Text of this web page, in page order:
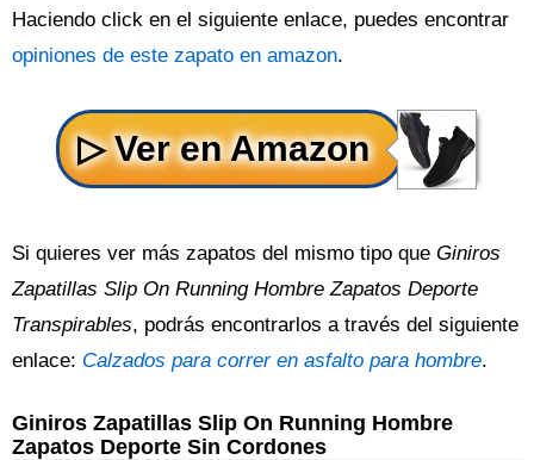
Haciendo click en el siguiente enlace, puedes encontrar
opiniones de este zapato en amazon.
Si quieres ver más zapatos del mismo tipo que Giniros
Zapatillas Slip On Running Hombre Zapatos Deporte
Transpirables, podrás encontrarlos a través del siguiente
enlace: Calzados para correr en asfalto para hombre.
Giniros Zapatillas Slip On Running Hombre
Zapatos Deporte Sin Cordones